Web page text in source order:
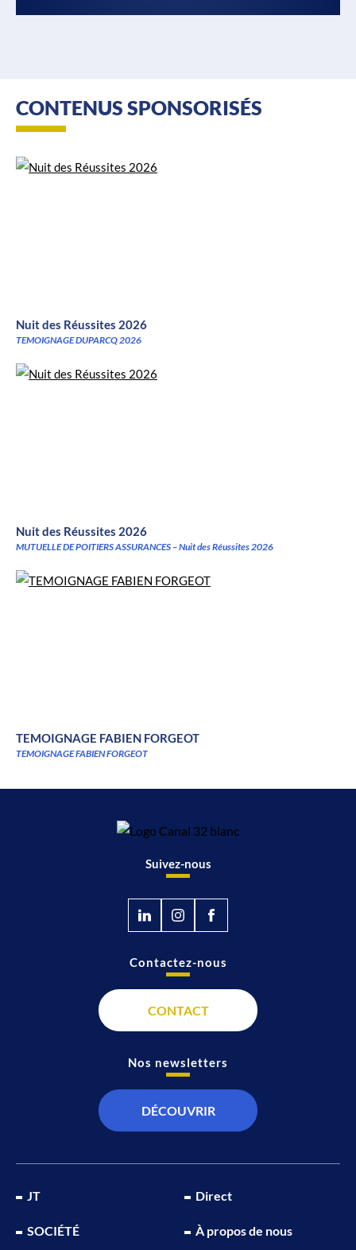
CONTENUS SPONSORISÉS
Nuit des Réussites 2026
TEMOIGNAGE DUPARCQ 2026
Nuit des Réussites 2026
MUTUELLE DE POITIERS ASSURANCES – Nuit des Réussites 2026
TEMOIGNAGE FABIEN FORGEOT
TEMOIGNAGE FABIEN FORGEOT
Suivez-nous
JT
SOCIÉTÉ
Direct
À propos de nous
Contactez-nous
CONTACT
Nos newsletters
DÉCOUVRIR